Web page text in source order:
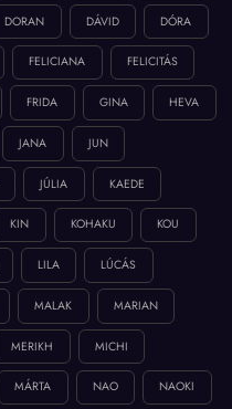
DORAN DÁVID DÓRA
FELICIANA FELICITÁS
FRIDA GINA HEVA
JANA JUN
JÚLIA KAEDE
KIN KOHAKU KOU
LILA LÚCÁS
MALAK MARIAN
MERIKH MICHI
MÁRTA NAO NAOKI